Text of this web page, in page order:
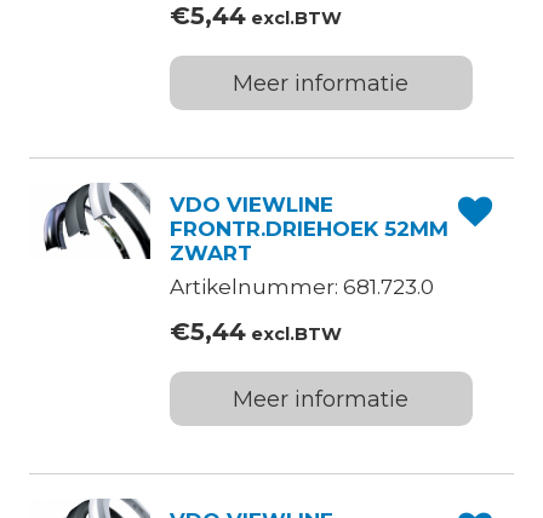
€5,44excl.BTW
Meer informatie
VDO VIEWLINE
FRONTR.DRIEHOEK 52MM
ZWART
Artikelnummer: 681.723.0
€5,44excl.BTW
Meer informatie